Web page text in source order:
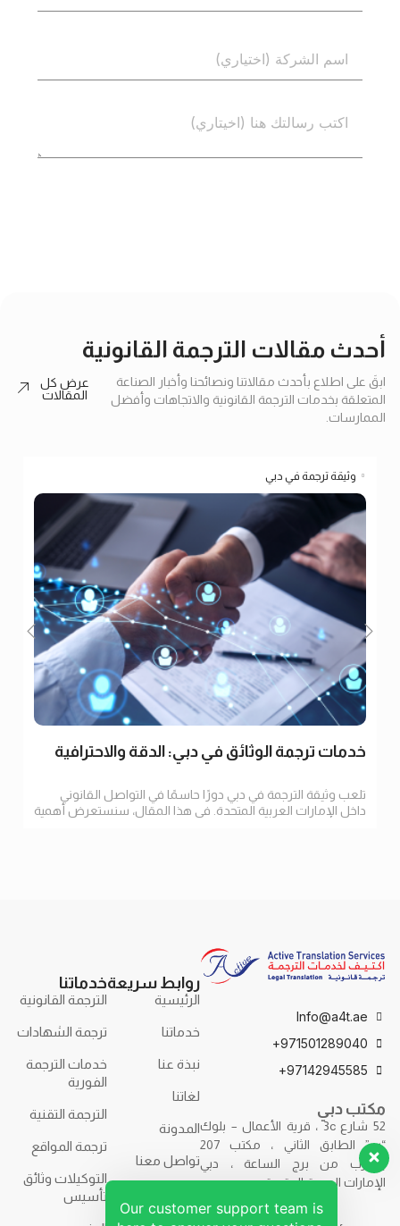
أحدث مقالات الترجمة القانونية
ابقَ على اطلاع بأحدث مقالاتنا ونصائحنا وأخبار الصناعة
المتعلقة بخدمات الترجمة القانونية والاتجاهات وأفضل
الممارسات.
عرض كل
المقالات
وثيقة ترجمة في دبي
خدمات ترجمة الوثائق في دبي: الدقة والاحترافية
تلعب وثيقة الترجمة في دبي دورًا حاسمًا في التواصل القانوني
داخل الإمارات العربية المتحدة. في هذا المقال، سنستعرض أهمية
Info@a4t.ae
971501289040+
97142945585+
مكتب دبي
52 شارع 3c ، قرية الأعمال – بلوك
“ب” الطابق الثاني ، مكتب 207
بالقرب من برج الساعة ، دبي
الإمارات العربية المتحدة.
روابط سريعة
الرئيسية
خدماتنا
نبذة عنا
لغاتنا
المدونة
تواصل معنا
خدماتنا
الترجمة القانونية
ترجمة الشهادات
خدمات الترجمة
الفورية
الترجمة التقنية
ترجمة المواقع
التوكيلات وثائق
تأسيس
Our customer support team is